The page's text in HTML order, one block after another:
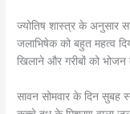
ज्योतिष शास्त्र के अनुसार
जलाभिषेक को बहुत महत्व
खिलाने और गरीबों को भोजन
सावन सोमवार के दिन सुबह